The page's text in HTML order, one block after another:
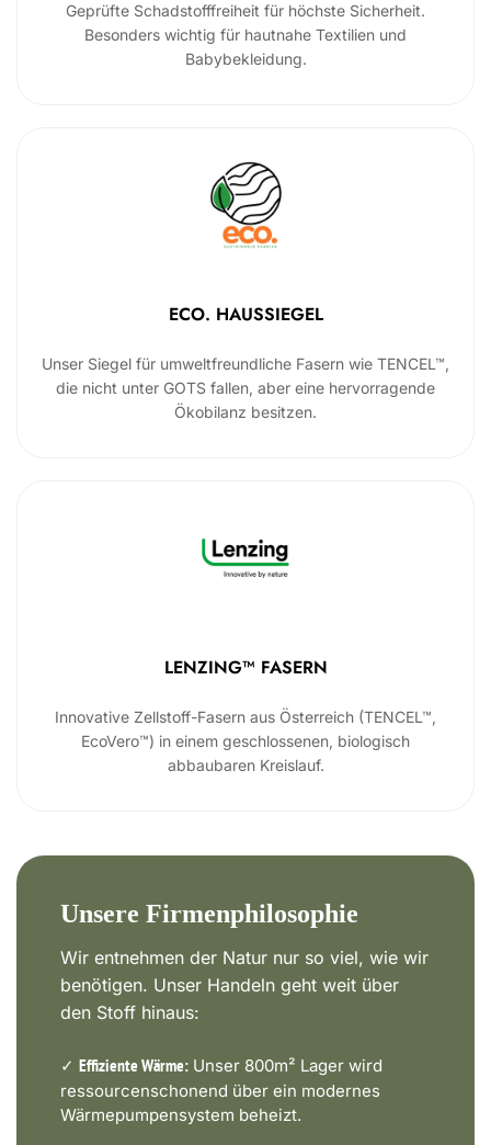
Geprüfte Schadstofffreiheit für höchste Sicherheit.
Besonders wichtig für hautnahe Textilien und
Babybekleidung.
ECO. HAUSSIEGEL
Unser Siegel für umweltfreundliche Fasern wie TENCEL™,
die nicht unter GOTS fallen, aber eine hervorragende
Ökobilanz besitzen.
LENZING™ FASERN
Innovative Zellstoff-Fasern aus Österreich (TENCEL™,
EcoVero™) in einem geschlossenen, biologisch
abbaubaren Kreislauf.
Unsere Firmenphilosophie
Wir entnehmen der Natur nur so viel, wie wir
benötigen. Unser Handeln geht weit über
den Stoff hinaus:
✓ Effiziente Wärme: Unser 800m² Lager wird
ressourcenschonend über ein modernes
Wärmepumpensystem beheizt.